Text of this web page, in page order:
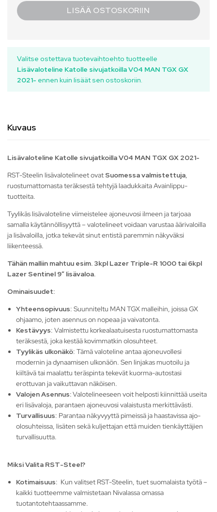
LISÄÄ OSTOSKORIIN
Valitse ostettava tuotevaihtoehto tuotteelle
Lisävaloteline Katolle sivujatkoilla V04 MAN TGX GX
2021- ennen kuin lisäät sen ostoskoriin.
Kuvaus
Lisävaloteline Katolle sivujatkoilla V04 MAN TGX GX 2021-
RST-Steelin lisävalotelineet ovat Suomessa valmistettuja,
ruostumattomasta teräksestä tehtyjä laadukkaita Avainlippu-
tuotteita.
Tyylikäs lisävaloteline viimeistelee ajoneuvosi ilmeen ja tarjoaa
samalla käytännöllisyyttä – valotelineet voidaan varustaa äärivaloilla
ja lisävaloilla, jotka tekevät sinut entistä paremmin näkyväksi
liikenteessä.
Tähän malliin mahtuu esim. 3kpl Lazer Triple-R 1000 tai 6kpl
Lazer Sentinel 9″ lisävaloa.
Ominaisuudet:
Yhteensopivuus: Suunniteltu MAN TGX malleihin, joissa GX
ohjaamo, joten asennus on nopeaa ja vaivatonta.
Kestävyys: Valmistettu korkealaatuisesta ruostumattomasta
teräksestä, joka kestää kovimmatkin olosuhteet.
Tyylikäs ulkonäkö: Tämä valoteline antaa ajoneuvollesi
modernin ja dynaamisen ulkonäön. Sen linjakas muotoilu ja
kiiltävä tai maalattu teräspinta tekevät kuorma-autostasi
erottuvan ja vaikuttavan näköisen.
Valojen Asennus:Valotelineeseen voit helposti kiinnittää useita
eri lisävaloja, parantaen ajoneuvosi valaistusta merkittävästi.
Turvallisuus: Parantaa näkyvyyttä pimeissä ja haastavissa ajo-
olosuhteissa, lisäten sekä kuljettajan että muiden tienkäyttäjien
turvallisuutta.
Miksi Valita RST-Steel?
Kotimaisuus: Kun valitset RST-Steelin, tuet suomalaista työtä –
kaikki tuotteemme valmistetaan Nivalassa omassa
tuotantotehtaassamme.